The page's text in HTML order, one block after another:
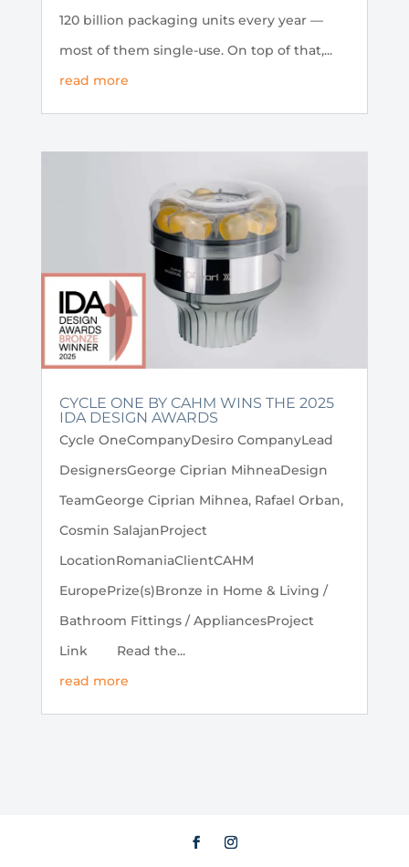
120 billion packaging units every year —
most of them single-use. On top of that,...
read more
CYCLE ONE BY CAHM WINS THE 2025
IDA DESIGN AWARDS
Cycle OneCompanyDesiro CompanyLead
DesignersGeorge Ciprian MihneaDesign
TeamGeorge Ciprian Mihnea, Rafael Orban,
Cosmin SalajanProject
LocationRomaniaClientCAHM
EuropePrize(s)Bronze in Home & Living /
Bathroom Fittings / AppliancesProject
Link Read the...
read more